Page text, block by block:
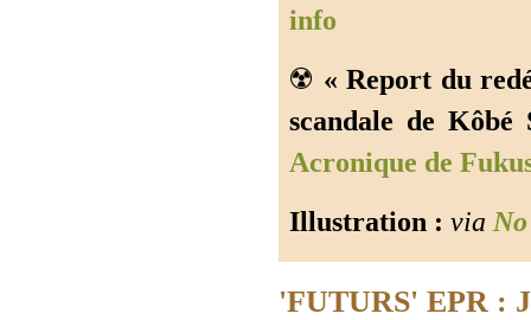
info
☢️ « Report du
scandale de Kôbé
Acronique de
Illustration : via
'FUTURS' EPR :